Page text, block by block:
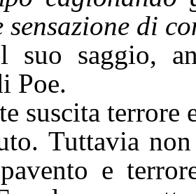
sensazione di
suo saggio,
Poe.
suscita terrore
Tuttavia
e